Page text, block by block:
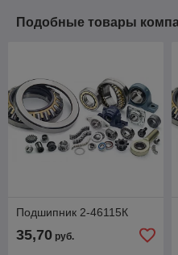
Подобные товары
Подшипник 2-46115К
35,70 руб.